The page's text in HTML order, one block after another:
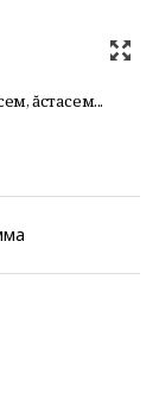
ăстасем...